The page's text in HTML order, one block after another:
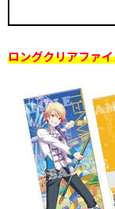
ロングクリアファ